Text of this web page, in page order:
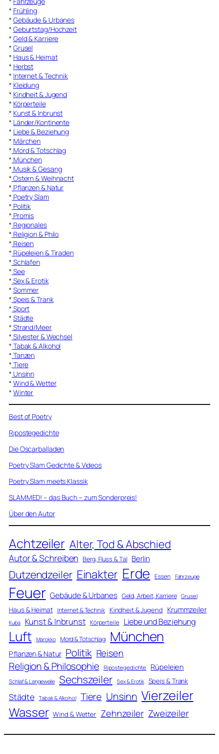
* Frühling
* Gebäude & Urbanes
* Geburtstag/Hochzeit
* Geld & Karriere
* Grusel
* Haus & Heimat
* Herbst
* Internet & Technik
* Kleidung
* Kindheit & Jugend
* Körperteile
* Kunst & Inbrunst
* Länder/Kontinente
* Liebe & Beziehung
* Märchen
* Mord & Totschlag
* München
* Musik & Gesang
* Ostern & Weihnacht
* Pflanzen & Natur
* Poetry Slam
* Politik
* Promis
* Regionales
* Religion & Philo
* Reisen
* Rüpeleien & Tiraden
* Schlafen
* See
* Sex & Erotik
* Sommer
* Speis & Trank
* Sport
* Städte
* Strand/Meer
* Silvester & Wechsel
* Tabak & Alkohol
* Tanzen
* Tiere
* Unsinn
* Wind & Wetter
* Winter
Best of Poetry
Ripostegedichte
Die Oscarballaden
Poetry Slam Gedichte & Videos
Poetry Slam meets Klassik
SLAMMED! – das Buch – zum Sonderpreis!
Über den Autor
Achtzeiler Alter, Tod & Abschied
Autor & Schreiben Berg, Fluss & Tal Berlin
Dutzendzeiler Einakter Erde Essen Fahrzeuge
Feuer Gebäude & Urbanes Geld, Arbeit, Karriere Grusel
Haus & Heimat Internet & Technik Kindheit & Jugend Krummzeiler
Kuba Kunst & Inbrunst Körperteile Liebe und Beziehung
Luft Marokko Mord & Totschlag München
Pflanzen & Natur Politik Reisen
Religion & Philosophie Ripostegedichte Rüpeleien
Schlaf & Langeweile Sechszeiler Sex & Erotik Speis & Trank
Städte Tabak & Alkohol Tiere Unsinn Vierzeiler
Wasser Wind & Wetter Zehnzeiler Zweizeiler